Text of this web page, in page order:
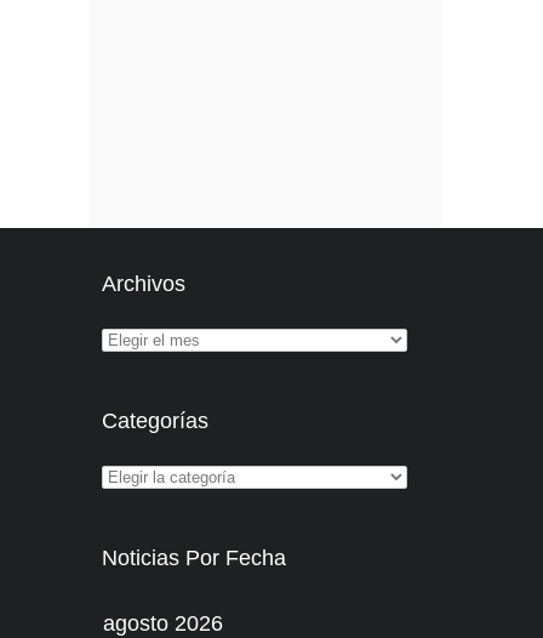
Archivos
Categorías
Noticias Por Fecha
agosto 2026